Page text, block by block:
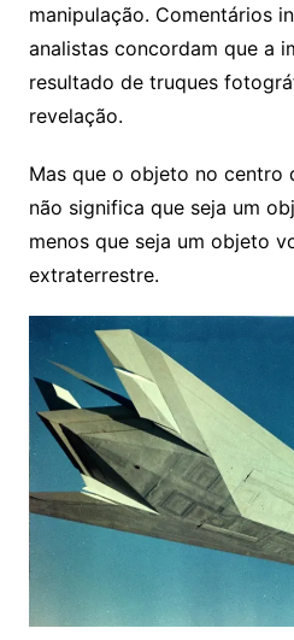
manipulação. Comentários
analistas concordam que a
resultado de truques
revelação.
Mas que o objeto no centro
não significa que seja um
menos que seja um objeto
extraterrestre.